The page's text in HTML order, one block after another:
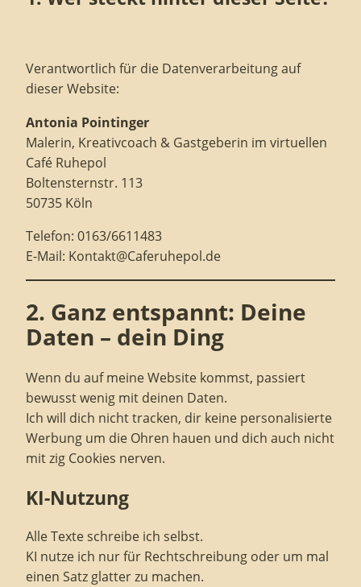
Verantwortlich für die Datenverarbeitung auf
dieser Website:
Antonia Pointinger
Malerin, Kreativcoach & Gastgeberin im virtuellen
Café Ruhepol
Boltensternstr. 113
50735 Köln
Telefon: 0163/6611483
E-Mail: Kontakt@Caferuhepol.de
2. Ganz entspannt: Deine
Daten – dein Ding
Wenn du auf meine Website kommst, passiert
bewusst wenig mit deinen Daten.
Ich will dich nicht tracken, dir keine personalisierte
Werbung um die Ohren hauen und dich auch nicht
mit zig Cookies nerven.
KI-Nutzung
Alle Texte schreibe ich selbst.
KI nutze ich nur für Rechtschreibung oder um mal
einen Satz glatter zu machen.